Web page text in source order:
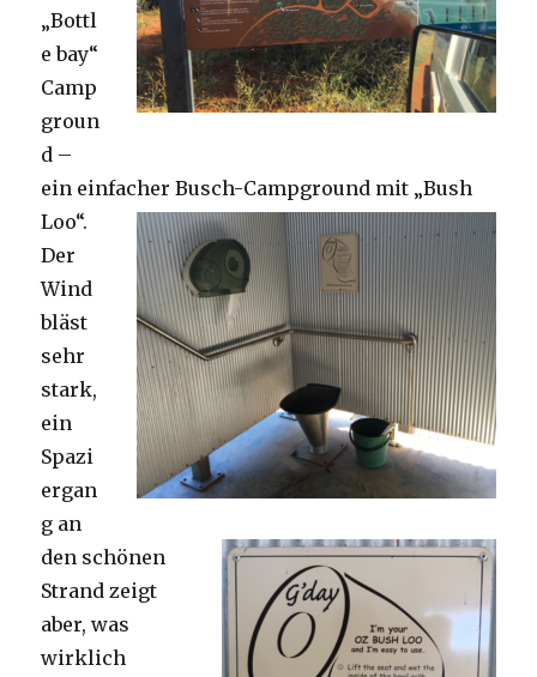
„Bottl
e bay“
Camp
groun
d –
ein einfacher Busch-Campground mit „Bush
Loo“.
Der
Wind
bläst
sehr
stark,
ein
Spazi
ergan
g an
den schönen
Strand zeigt
aber, was
wirklich